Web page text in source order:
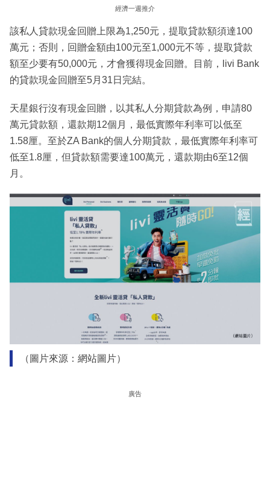
經濟一週推介
該私人貸款現金回贈上限為1,250元，提取貸款額須達100
萬元；否則，回贈金額由100元至1,000元不等，提取貸款
額至少要有50,000元，才會獲得現金回贈。目前，livi Bank
的貸款現金回贈至5月31日完結。
天星銀行沒有現金回贈，以其私人分期貸款為例，申請80
萬元貸款額，還款期12個月，最低實際年利率可以低至
1.58厘。至於ZA Bank的個人分期貸款，最低實際年利率可
低至1.8厘，但貸款額需要達100萬元，還款期由6至12個
月。
（圖片來源：網站圖片）
廣告